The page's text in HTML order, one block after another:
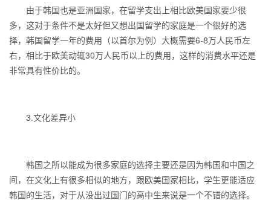
由于韩国也是亚洲国家，在留学支出上相比欧美国家要少很
多，这对于条件不是太好但又想出国留学的家庭是一个很好的选
择，韩国留学一年的费用（以首尔为例）大概需要6-8万人民币左
右，相比于欧美动辄30万人民币以上的费用，这样的消费水平还是
非常具有性价比的。
3.文化差异小
韩国之所以能成为很多家庭的选择主要还是因为韩国和中国之
间，在文化上有很多相似的地方，跟欧美国家相比，学生更能适应
韩国的生活，对于从没出过国门的高中生来说是一个不错的选择。